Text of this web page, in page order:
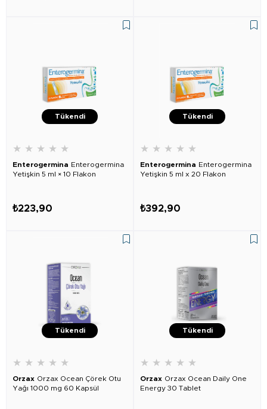
Tükendi
★ ★ ★ ★ ★
Enterogermina Enterogermina
Yetişkin 5 ml × 10 Flakon
₺223,90
Tükendi
★ ★ ★ ★ ★
Enterogermina Enterogermina
Yetişkin 5 ml x 20 Flakon
₺392,90
Tükendi
★ ★ ★ ★ ★
Orzax Orzax Ocean Çörek Otu
Yağı 1000 mg 60 Kapsül
Tükendi
★ ★ ★ ★ ★
Orzax Orzax Ocean Daily One
Energy 30 Tablet